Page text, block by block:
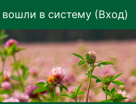
в систему (Вход)